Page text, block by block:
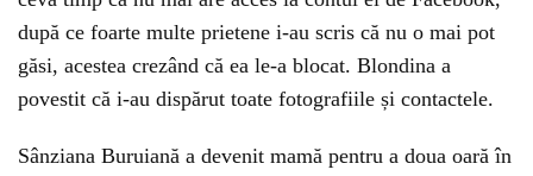
după ce foarte multe prietene i-au scris că nu o mai pot
găsi, acestea crezând că ea le-a blocat. Blondina a
povestit că i-au dispărut toate fotografiile și contactele.
Sânziana Buruiană a devenit mamă pentru a doua oară în